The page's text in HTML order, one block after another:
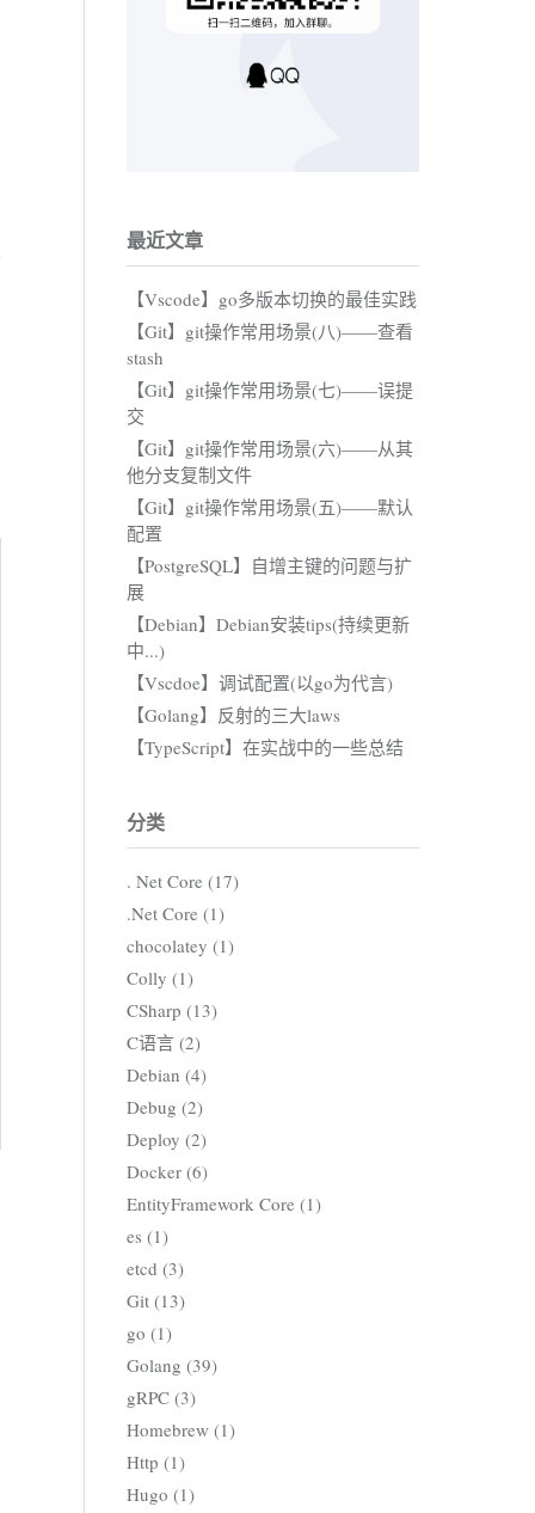
最近文章
【Vscode】go多版本切换的最佳实践
【Git】git操作常用场景(八)——查看
stash
【Git】git操作常用场景(七)——误提
交
【Git】git操作常用场景(六)——从其
他分支复制文件
【Git】git操作常用场景(五)——默认
配置
【PostgreSQL】自增主键的问题与扩
展
【Debian】Debian安装tips(持续更新
中...)
【Vscdoe】调试配置(以go为代言)
【Golang】反射的三大laws
【TypeScript】在实战中的一些总结
分类
. Net Core (17)
.Net Core (1)
chocolatey (1)
Colly (1)
CSharp (13)
C语言 (2)
Debian (4)
Debug (2)
Deploy (2)
Docker (6)
EntityFramework Core (1)
es (1)
etcd (3)
Git (13)
go (1)
Golang (39)
gRPC (3)
Homebrew (1)
Http (1)
Hugo (1)